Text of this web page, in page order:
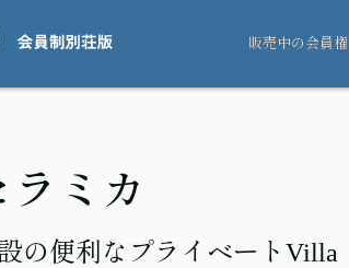
販売中の会員権
ミカ
の便利なプライベートVilla